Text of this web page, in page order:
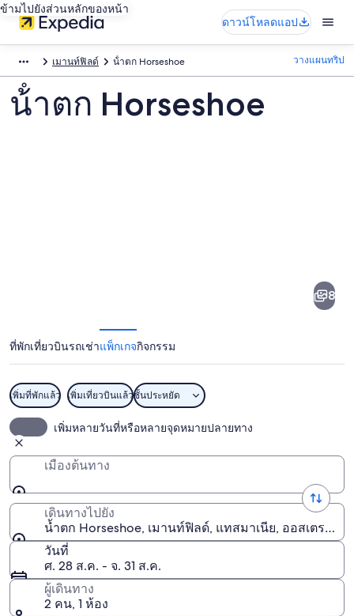
ข้ามไปยังส่วนหลักของหน้า
ดาวน์โหลดแอป
เมานท์ฟิลด์ น้ําตก Horseshoe วางแผนทริป
น้ําตก Horseshoe
Horseshoe
น้ําตก Horseshoe
8
ที่พักเที่ยวบินรถเช่าแพ็กเกจกิจกรรม
เพิ่มที่พักแล้ว เพิ่มเที่ยวบินแล้วชั้นประหยัด
เพิ่มหลายวันที่หรือหลายจุดหมายปลายทาง
เมืองต้นทาง
เดินทางไปยัง
น้ำตก Horseshoe, เมานท์ฟิลด์, แทสมาเนีย, ออสเตรเลีย
วันที่
ศ. 28 ส.ค. - จ. 31 ส.ค.
ผู้เดินทาง
2 คน, 1 ห้อง